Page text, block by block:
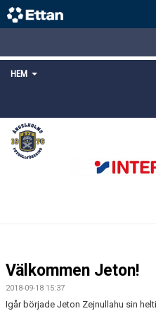
HEM
STARTSIDA
NYHETER
LÄNKAR
Välkommen Jeton!
2018-09-18 15:37
Igår började Jeton Zejnullahu sin